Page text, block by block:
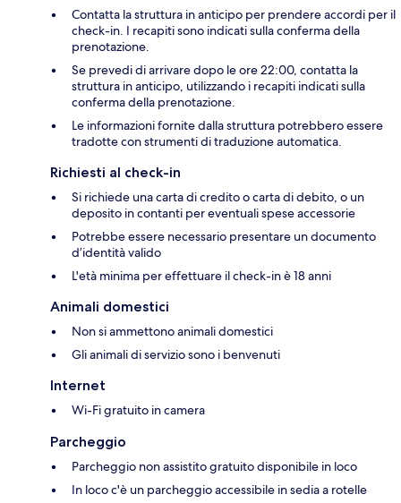
Contatta la struttura in anticipo per prendere accordi per il
check-in. I recapiti sono indicati sulla conferma della
prenotazione.
Se prevedi di arrivare dopo le ore 22:00, contatta la
struttura in anticipo, utilizzando i recapiti indicati sulla
conferma della prenotazione.
Le informazioni fornite dalla struttura potrebbero essere
tradotte con strumenti di traduzione automatica.
Richiesti al check-in
Si richiede una carta di credito o carta di debito, o un
deposito in contanti per eventuali spese accessorie
Potrebbe essere necessario presentare un documento
d’identità valido
L'età minima per effettuare il check-in è 18 anni
Animali domestici
Non si ammettono animali domestici
Gli animali di servizio sono i benvenuti
Internet
Wi-Fi gratuito in camera
Parcheggio
Parcheggio non assistito gratuito disponibile in loco
In loco c'è un parcheggio accessibile in sedia a rotelle